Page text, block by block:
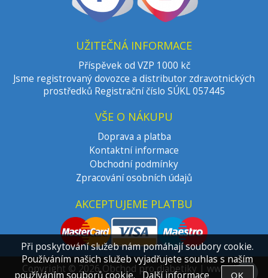
UŽITEČNÁ INFORMACE
Příspěvek od VZP 1000 kč
Jsme registrovaný dovozce a distributor zdravotnických
prostředků Registrační číslo SÚKL 057445
VŠE O NÁKUPU
Doprava a platba
Kontaktní informace
Obchodní podmínky
Zpracování osobních údajů
AKCEPTUJEME PLATBU
Copyright © 2026 Obchod pro diabetiky | www.dia-
Při poskytování služeb nám pomáhají soubory cookie.
Používáním našich služeb vyjadřujete souhlas s naším